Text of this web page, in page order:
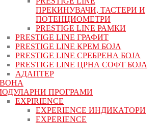
ПРЕКИНУВАЧИ, ТАСТЕРИ И
ПОТЕНЦИОМЕТРИ
PRESTIGE LINE РАМКИ
PRESTIGE LINE ГРАФИТ
PRESTIGE LINE КРЕМ БОЈА
PRESTIGE LINE СРЕБРЕНА БОЈА
PRESTIGE LINE ЦРНА СОФТ БОЈА
АДАПТЕР
ПРОГРАМИ
EXPIRIENCE
EXPERIENCE ИНДИКАТОРИ
EXPERIENCE